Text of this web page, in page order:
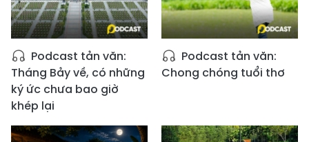
Podcast tản văn:
Tháng Bảy về, có những
ký ức chưa bao giờ
khép lại
Podcast tản văn:
Chong chóng tuổi thơ